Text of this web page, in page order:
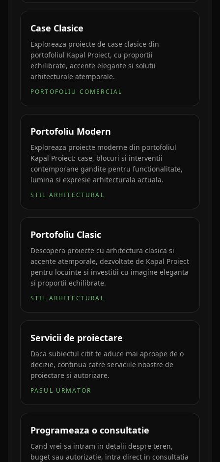
Case Clasice
Exploreaza proiecte de case clasice din
portofoliul Kapal Proiect, cu proportii
echilibrate, accente elegante si solutii
arhitecturale atemporale.
PORTOFOLIU COMERCIAL
Portofoliu Modern
Exploreaza proiecte moderne din portofoliul
Kapal Proiect: case, blocuri si interventii
contemporane gandite pentru functionalitate,
lumina si expresie arhitecturala actuala.
STIL ARHITECTURAL
Portofoliu Clasic
Descopera proiecte cu arhitectura clasica si
accente atemporale, dezvoltate de Kapal Proiect
pentru locuinte si investitii cu imagine eleganta
si proportii echilibrate.
STIL ARHITECTURAL
Servicii de proiectare
Daca subiectul citit te aduce mai aproape de o
decizie, continua catre serviciile noastre de
proiectare si autorizare.
PASUL URMATOR
Programeaza o consultatie
Cand vrei sa intram in detalii despre teren,
buget sau autorizatie, intra direct in consultatia